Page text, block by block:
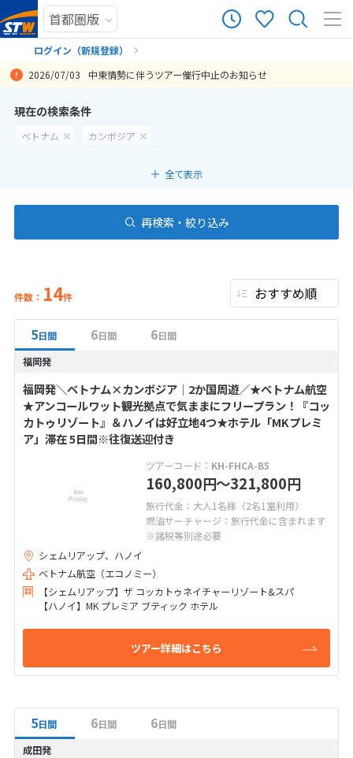
ログイン（新規登録）
まだ登録がありません
2026/07/03 中東情勢に伴うツアー催行中止のお知らせ
現在の検索条件
ベトナム カンボジア
全て表示
再検索・絞り込み
件数： 14件
5日間 6日間 6日間
福岡発
福岡発＼ベトナム×カンボジア│2か国周遊／★ベトナム航空
★アンコールワット観光拠点で気ままにフリープラン！『コッ
カトゥリゾート』＆ハノイは好立地4つ★ホテル「MKプレミ
ア」滞在 5日間※往復送迎付き
ツアーコード： KH-FHCA-B5
160,800円〜321,800円
旅行代金：大人1名様（2名1室利用）
燃油サーチャージ：旅行代金に含まれます
※諸税等別途必要
シェムリアップ、ハノイ
ベトナム航空（エコノミー）
【シェムリアップ】ザ コッカトゥネイチャーリゾート&スパ
【ハノイ】MK プレミア ブティック ホテル
ツアー詳細はこちら
5日間 6日間 6日間
成田発